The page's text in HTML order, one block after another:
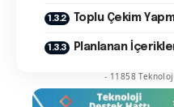
Toplu Çekim
Planlanan
- 11858